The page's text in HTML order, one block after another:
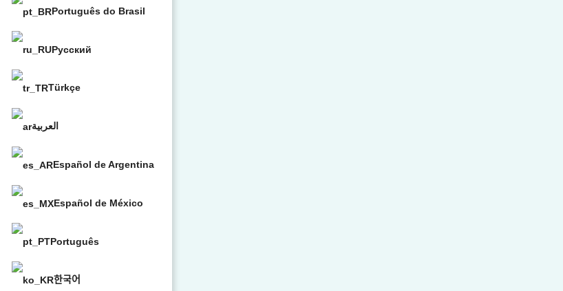
Português do Brasil
Русский
Türkçe
العربية
Español de Argentina
Español de México
Português
한국어